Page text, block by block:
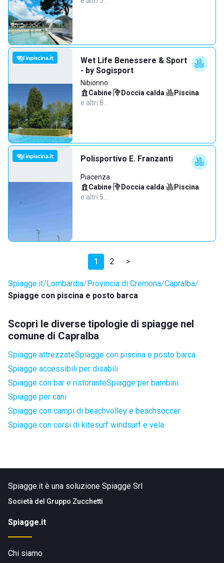
Wet Life Benessere & Sport
- by Sogisport
Nibionno
Cabine· Doccia calda· Piscina·
e altri 8…
Polisportivo E. Franzanti
Piacenza
Cabine· Doccia calda· Piscina·
e altri 5…
1 2 >
Spiagge.it Lombardia Provincia di Cremona Capralba
Spiagge con piscina e posto barca
Scopri le diverse tipologie di spiagge nel
comune di Capralba
Spiagge attrezzateSpiagge con piscina e posto barca
Spiagge accessibili per disabili
Spiagge con bar e ristoranteSpiagge per bambini
Spiagge per cani
Spiagge con campi di beachvolley e beachsoccer
Spiagge con corsi di kitesurf windsurf e vela
Spiagge.it è una soluzione Spiagge Srl
Società del Gruppo Zucchetti
Spiagge.it
Chi siamo